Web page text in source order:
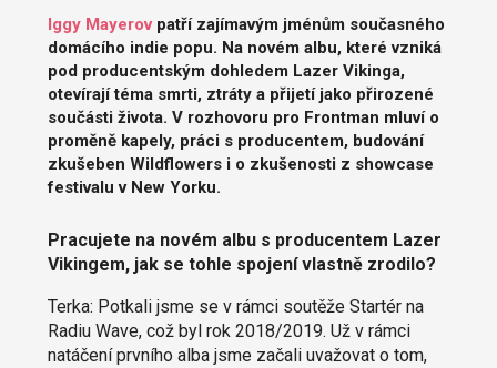
Iggy Mayerovpatří zajímavým jménům současného
domácího indie popu. Na novém albu, které vzniká
pod producentským dohledem Lazer Vikinga,
otevírají téma smrti, ztráty a přijetí jako přirozené
součásti života. V rozhovoru pro Frontman mluví o
proměně kapely, práci s producentem, budování
zkušeben Wildflowers i o zkušenosti z showcase
festivalu v New Yorku.
Pracujete na novém albu s producentem Lazer
Vikingem, jak se tohle spojení vlastně zrodilo?
Terka: Potkali jsme se v rámci soutěže Startér na
Radiu Wave, což byl rok 2018/2019. Už v rámci
natáčení prvního alba jsme začali uvažovat o tom,